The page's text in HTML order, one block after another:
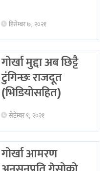
डिसेम्बर ७, २०२१
गोर्खा मुद्दा अब छिट्टै
टुंगिन्छः राजदूत
(भिडियोसहित)
सेप्टेम्बर ९, २०२१
गोर्खा आमरण